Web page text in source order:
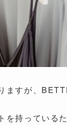
ますが、
を持っている